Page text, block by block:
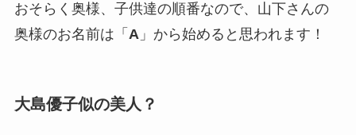
おそらく奥様、子供達の順番なので、山下さんの
奥様のお名前は「 A」から始めると思われます！
大島優子似の美人？